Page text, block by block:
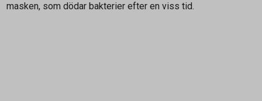
masken, som dödar bakterier efter en viss tid.